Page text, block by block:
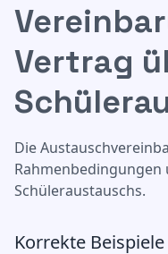
Vereinbarung oder
Vertrag
Die
Rahmenbedingungen
Schüleraustauschs.
Korrekte Beispiele